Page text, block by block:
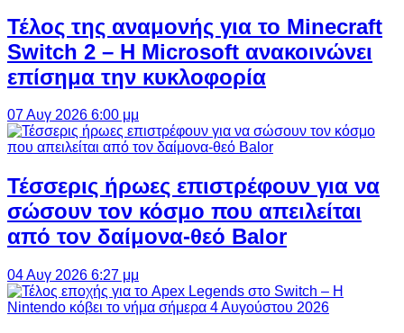
Τέλος της αναμονής για το Minecraft
Switch 2 – Η Microsoft ανακοινώνει
επίσημα την κυκλοφορία
07 Αυγ 2026 6:00 μμ
Τέσσερις ήρωες επιστρέφουν για να
σώσουν τον κόσμο που απειλείται
από τον δαίμονα-θεό Balor
04 Αυγ 2026 6:27 μμ